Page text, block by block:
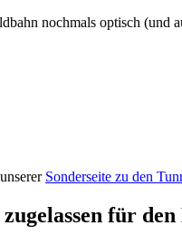
nochmals optisch (und
Sonderseite zu den
zugelassen für